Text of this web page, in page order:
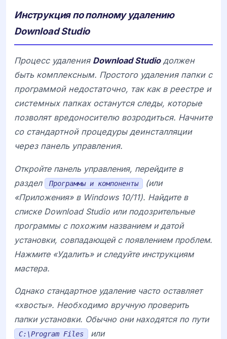
Инструкция по полному удалению
Download Studio
Процесс удаления Download Studioдолжен
быть комплексным. Простого удаления папки с
программой недостаточно, так как в реестре и
системных папках останутся следы, которые
позволят вредоносителю возродиться. Начните
со стандартной процедуры деинсталляции
через панель управления.
Откройте панель управления, перейдите в
раздел
Программы и компоненты
(или
«Приложения» в Windows 10/11). Найдите в
списке Download Studio или подозрительные
программы с похожим названием и датой
установки, совпадающей с появлением проблем.
Нажмите «Удалить» и следуйте инструкциям
мастера.
Однако стандартное удаление часто оставляет
«хвосты». Необходимо вручную проверить
папки установки. Обычно они находятся по пути
C:\Program Files или